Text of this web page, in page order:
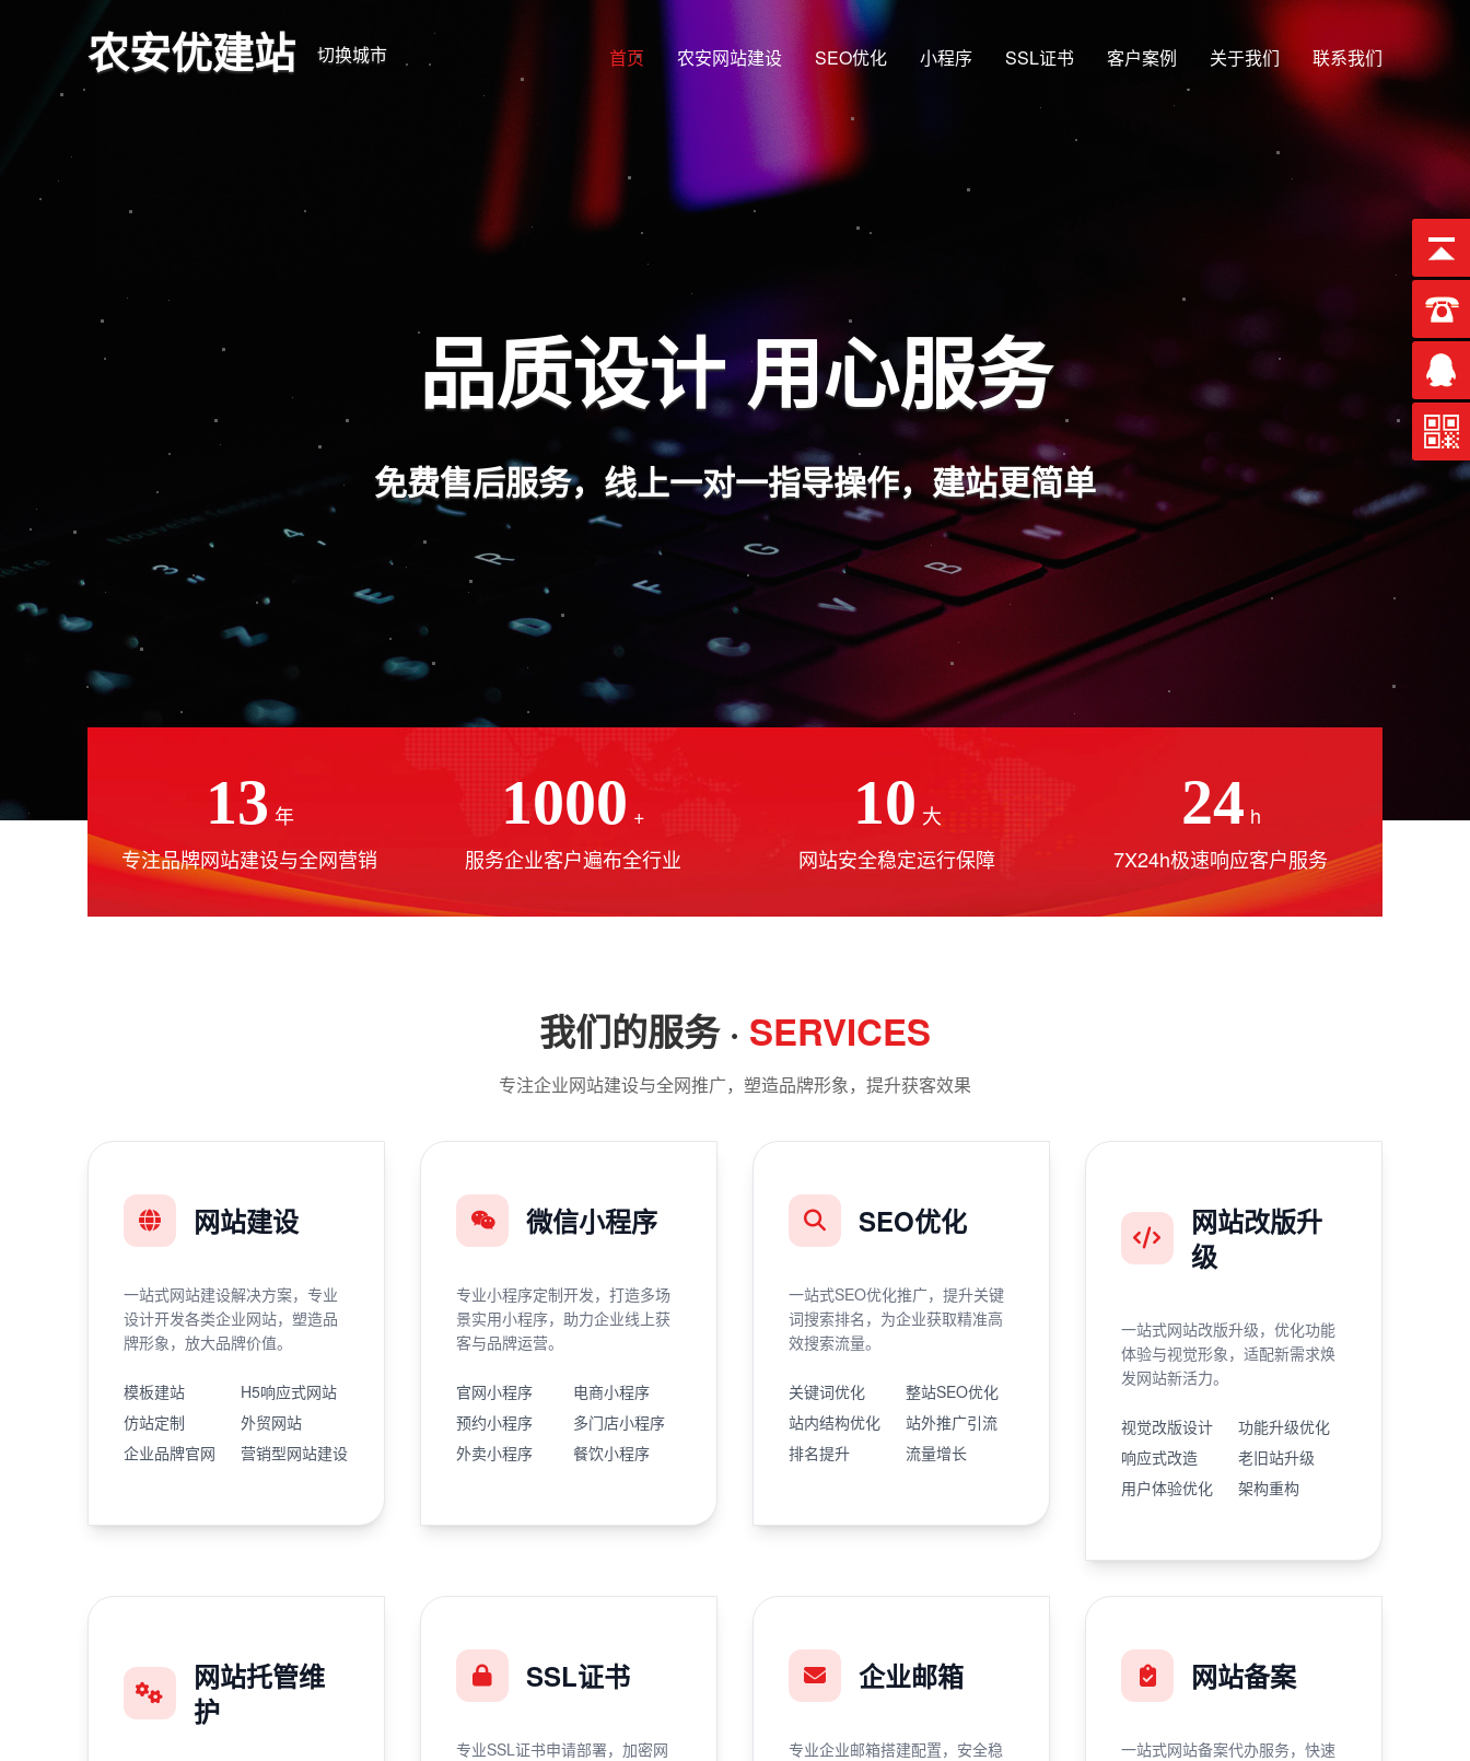
农安优建站 切换城市 首页 农安网站建设 SEO优化 小程序 SSL证书 客户案例 关于我们 联系我们
品质设计 用心服务
免费售后服务，线上一对一指导操作，建站更简单
13 年
专注品牌网站建设与全网营销
1000 +
服务企业客户遍布全行业
10 大
网站安全稳定运行保障
24 h
7X24h极速响应客户服务
我们的服务 · SERVICES
专注企业网站建设与全网推广，塑造品牌形象，提升获客效果
网站建设
一站式网站建设解决方案，专业
设计开发各类企业网站，塑造品
牌形象，放大品牌价值。
模板建站
H5响应式网站
仿站定制
外贸网站
企业品牌官网
营销型网站建设
微信小程序
专业小程序定制开发，打造多场
景实用小程序，助力企业线上获
客与品牌运营。
官网小程序
电商小程序
预约小程序
多门店小程序
外卖小程序
餐饮小程序
SEO优化
一站式SEO优化推广，提升关键
词搜索排名，为企业获取精准高
效搜索流量。
关键词优化
整站SEO优化
站内结构优化
站外推广引流
排名提升
流量增长
网站改版升
级
一站式网站改版升级，优化功能
体验与视觉形象，适配新需求焕
发网站新活力。
视觉改版设计
功能升级优化
响应式改造
老旧站升级
用户体验优化
架构重构
网站托管维
护
SSL证书
专业SSL证书申请部署，加密网
企业邮箱
专业企业邮箱搭建配置，安全稳
网站备案
一站式网站备案代办服务，快速